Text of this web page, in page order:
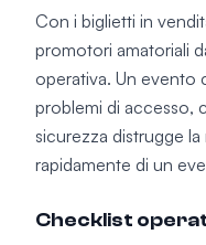
Con i biglietti in
promotori amatoriali
operativa. Un evento
problemi di accesso,
sicurezza distrugge
rapidamente di un
Checklist